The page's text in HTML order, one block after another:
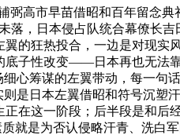
高市早苗借昭和百年留念典
，日本侵占队统合幕僚长
的狂热投合，一边是对现实
子性改变——日本再也无法
心筹谋的左翼带动，每一句
是日本左翼借昭和符号沉塑
在这一阶段；后半段是和后
就是为否认侵略汗青、洗白